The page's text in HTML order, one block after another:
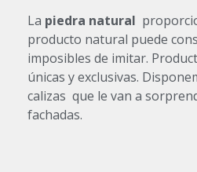
La piedra natural
producto natural puede
imposibles de imitar.
únicas y exclusivas.
calizas que le van a
fachadas.